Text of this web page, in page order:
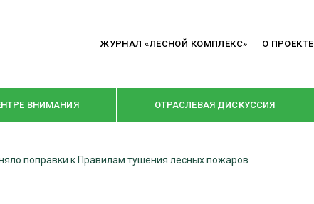
ЖУРНАЛ «ЛЕСНОЙ КОМПЛЕКС» О ПРОЕКТЕ
ВНИМАНИЯ ОТРАСЛЕВАЯ ДИСКУССИЯ
РУБРИКИ
поправки к Правилам тушения лесных пожаров